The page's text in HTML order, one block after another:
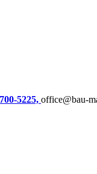
5225, office@bau-